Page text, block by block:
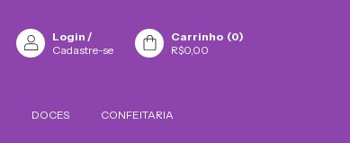
Login /
Cadastre-se
Carrinho (0)
R$0,00
DOCES CONFEITARIA